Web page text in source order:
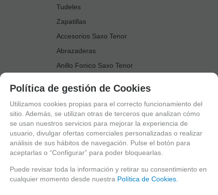
Tudeles
Zapatillas
Accesorios Saxo Tenor
Abrazaderas
Anillo Fonico Saxo Tenor
Boquillas
Boquilleros
Cañas
Cortacañas
Deflector Saxo Tenor
Estuches Guardacañas
Política de gestión de Cookies
Utilizamos cookies propias para el correcto funcionamiento del
sitio. Además, se utilizan otras de terceros que analizan cómo
se usan nuestros servicios para mejorar la experiencia de
usuario, divulgar ofertas comerciales personalizadas o realizar
análisis de sus hábitos de navegación. Pulse el botón para
aceptarlas o “Configurar” para poder bloquearlas.
Puede revisar toda la información y retirar su consentimiento en
cualquier momento desde nuestra Política de Cookies.